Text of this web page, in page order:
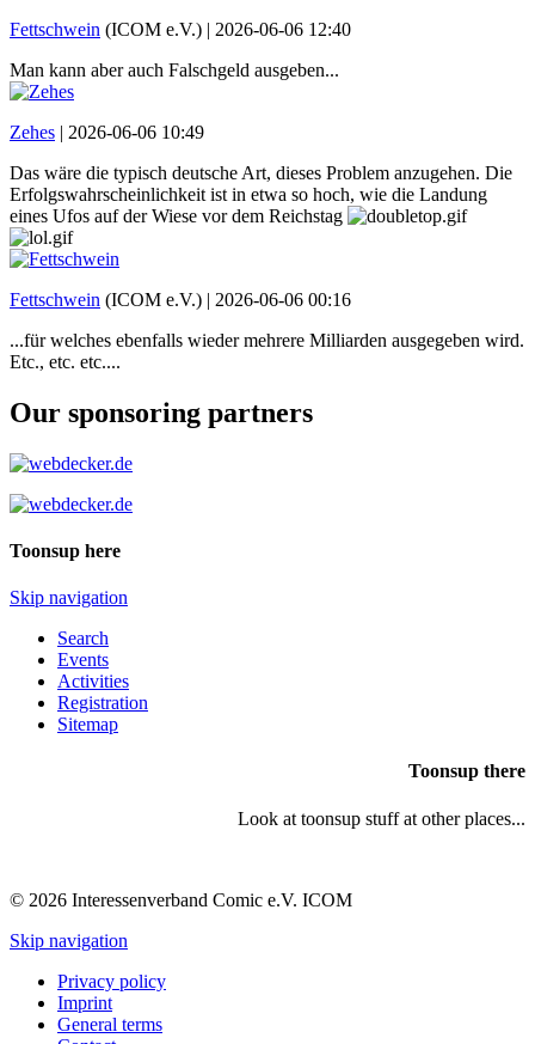
Fettschwein (ICOM e.V.) | 2026-06-06 12:40
Man kann aber auch Falschgeld ausgeben...
Zehes | 2026-06-06 10:49
Das wäre die typisch deutsche Art, dieses Problem anzugehen. Die
Erfolgswahrscheinlichkeit ist in etwa so hoch, wie die Landung
eines Ufos auf der Wiese vor dem Reichstag
Fettschwein (ICOM e.V.) | 2026-06-06 00:16
...für welches ebenfalls wieder mehrere Milliarden ausgegeben wird.
Etc., etc. etc....
Our sponsoring partners
Toonsup here
Skip navigation
Search
Events
Activities
Registration
Sitemap
Toonsup there
Look at toonsup stuff at other places...
© 2026 Interessenverband Comic e.V. ICOM
Skip navigation
Privacy policy
Imprint
General terms